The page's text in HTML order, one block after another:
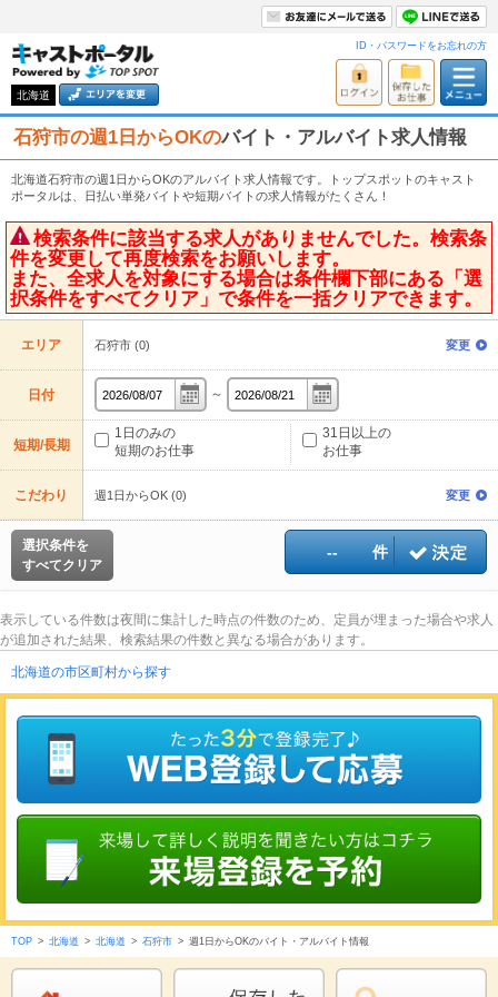
北海道
ID・パスワードをお忘れの方
石狩市の週1日からOKのバイト・アルバイト求人情報
北海道石狩市の週1日からOKのアルバイト求人情報です。トップスポットのキャスト
ポータルは、日払い単発バイトや短期バイトの求人情報がたくさん！
検索条件に該当する求人がありませんでした。検索条
件を変更して再度検索をお願いします。
また、全求人を対象にする場合は条件欄下部にある「選
択条件をすべてクリア」で条件を一括クリアできます。
エリア 石狩市 (0) 変更
日付 ～
短期/長期
1日のみの
短期のお仕事
31日以上の
お仕事
こだわり 週1日からOK (0) 変更
選択条件を
すべてクリア
-- 件
表示している件数は夜間に集計した時点の件数のため、定員が埋まった場合や求人
が追加された結果、検索結果の件数と異なる場合があります。
北海道の市区町村から探す
TOP > 北海道 > 北海道 > 石狩市 > 週1日からOKのバイト・アルバイト情報